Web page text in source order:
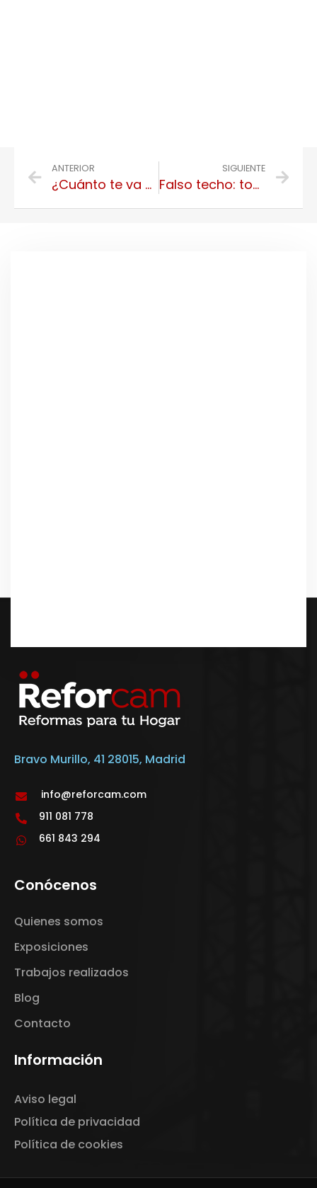
ANTERIOR
¿Cuánto te va a costar reformar tu casa?
SIGUIENTE
Falso techo: todo lo que necesitas saber antes y después de instalarlos
Bravo Murillo, 41 28015, Madrid
info@reforcam.com
911 081 778
661 843 294
Conócenos
Quienes somos
Exposiciones
Trabajos realizados
Blog
Contacto
Información
Aviso legal
Política de privacidad
Política de cookies